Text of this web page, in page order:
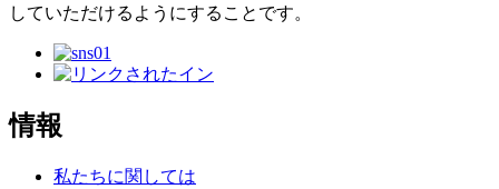
していただけるようにすることです。
情報
私たちに関しては